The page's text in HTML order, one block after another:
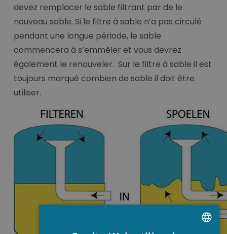
devez remplacer le sable filtrant par de le
nouveau sable. Si le filtre à sable n’a pas circulé
pendant une longue période, le sable
commencera à s’emmêler et vous devrez
également le renouveler. Sur le filtre à sable il est
toujours marqué combien de sable il doit être
utiliser.